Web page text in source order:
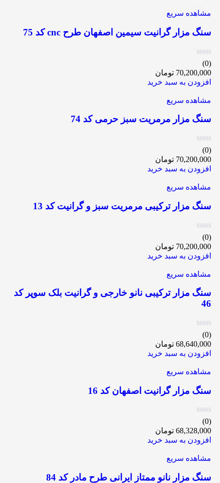
مشاهده سریع
سنگ مزار گرانیت سیمین اصفهان طرح cnc کد 75
(0)
70,200,000 تومان
افزودن به سبد خرید
مشاهده سریع
سنگ مزار مرمریت سبز حرمی کد 74
(0)
70,200,000 تومان
افزودن به سبد خرید
مشاهده سریع
سنگ مزار ترکیبی مرمریت سبز و گرانیت کد 13
(0)
70,200,000 تومان
افزودن به سبد خرید
مشاهده سریع
سنگ مزار ترکیبی نانو خارجی و گرانیت بلک سوپر کد
46
(0)
68,640,000 تومان
افزودن به سبد خرید
مشاهده سریع
سنگ مزار گرانیت اصفهان کد 16
(0)
68,328,000 تومان
افزودن به سبد خرید
مشاهده سریع
سنگ مزار نانو ممتاز ایرانی طرح مادر کد 84